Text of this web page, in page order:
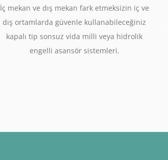
İç mekan ve dış mekan fark etmeksizin iç ve
dış ortamlarda güvenle kullanabileceğiniz
kapalı tip sonsuz vida milli veya hidrolik
engelli asansör sistemleri.